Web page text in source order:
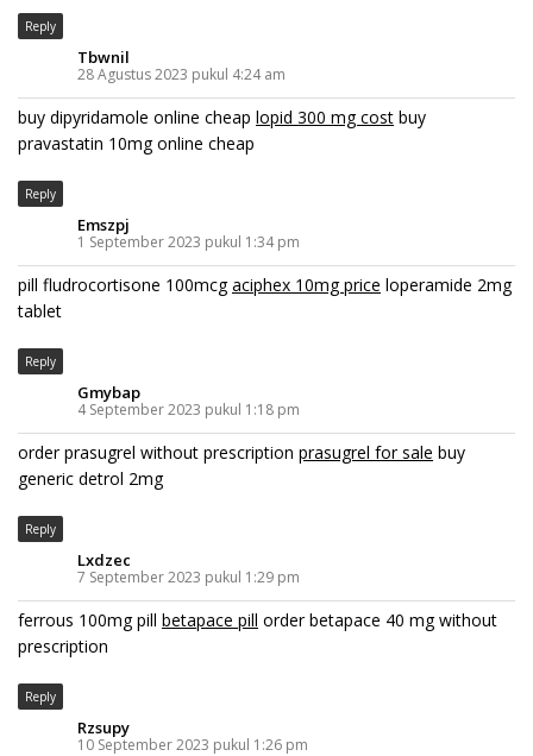
Reply
Tbwnil
28 Agustus 2023 pukul 4:24 am
buy dipyridamole online cheap lopid 300 mg cost buy
pravastatin 10mg online cheap
Reply
Emszpj
1 September 2023 pukul 1:34 pm
pill fludrocortisone 100mcgaciphex 10mg price loperamide 2mg
tablet
Reply
Gmybap
4 September 2023 pukul 1:18 pm
order prasugrel without prescription prasugrel for sale buy
generic detrol 2mg
Reply
Lxdzec
7 September 2023 pukul 1:29 pm
ferrous 100mg pill betapace pill order betapace 40 mg without
prescription
Reply
Rzsupy
10 September 2023 pukul 1:26 pm